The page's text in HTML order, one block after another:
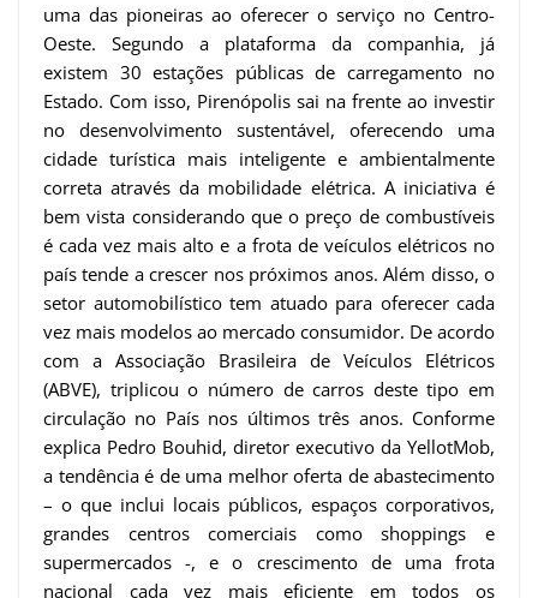
uma das pioneiras ao oferecer o serviço no Centro-
Oeste. Segundo a plataforma da companhia, já
existem 30 estações públicas de carregamento no
Estado. Com isso, Pirenópolis sai na frente ao investir
no desenvolvimento sustentável, oferecendo uma
cidade turística mais inteligente e ambientalmente
correta através da mobilidade elétrica. A iniciativa é
bem vista considerando que o preço de combustíveis
é cada vez mais alto e a frota de veículos elétricos no
país tende a crescer nos próximos anos. Além disso, o
setor automobilístico tem atuado para oferecer cada
vez mais modelos ao mercado consumidor. De acordo
com a Associação Brasileira de Veículos Elétricos
(ABVE), triplicou o número de carros deste tipo em
circulação no País nos últimos três anos. Conforme
explica Pedro Bouhid, diretor executivo da YellotMob,
a tendência é de uma melhor oferta de abastecimento
– o que inclui locais públicos, espaços corporativos,
grandes centros comerciais como shoppings e
supermercados -, e o crescimento de uma frota
nacional cada vez mais eficiente em todos os